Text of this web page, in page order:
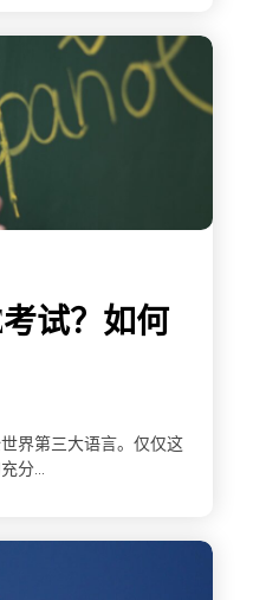
试？如何
界第三大语言。仅仅这
分...